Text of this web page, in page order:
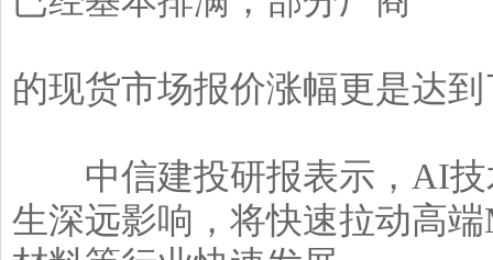
的现货市场报价涨幅更是达到
中信建投研报表示，AI技
生深远影响，将快速拉动高